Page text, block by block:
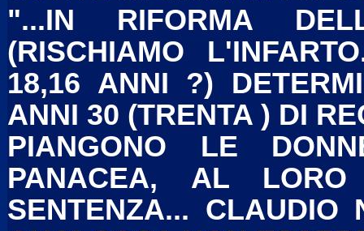
"...IN RIFORMA
(RISCHIAMO
18,16 ANNI ?)
ANNI 30 (TRENTA ) DI
PIANGONO LE
PANACEA, AL
SENTENZA...